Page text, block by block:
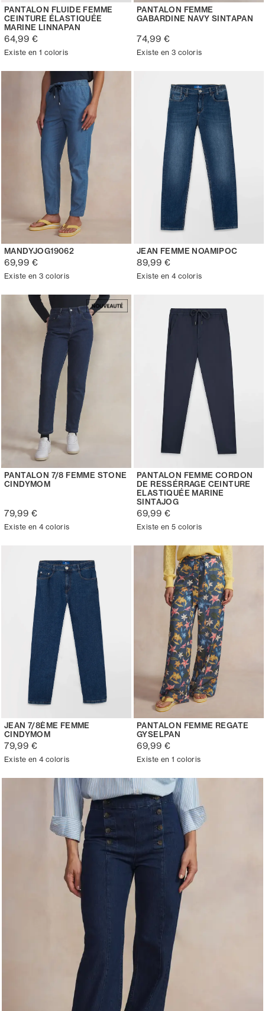
PANTALON FLUIDE FEMME
CEINTURE ÉLASTIQUÉE
MARINE LINNAPAN
64,99 €
Existe en 1 coloris
PANTALON FEMME
GABARDINE NAVY SINTAPAN
74,99 €
Existe en 3 coloris
MANDYJOG19062
69,99 €
Existe en 3 coloris
JEAN FEMME NOAMIPOC
89,99 €
Existe en 4 coloris
PANTALON 7/8 FEMME STONE
CINDYMOM
79,99 €
Existe en 4 coloris
PANTALON FEMME CORDON
DE RESSÉRRAGE CEINTURE
ELASTIQUÉE MARINE
SINTAJOG
69,99 €
Existe en 5 coloris
JEAN 7/8ÈME FEMME
CINDYMOM
79,99 €
Existe en 4 coloris
PANTALON FEMME REGATE
GYSELPAN
69,99 €
Existe en 1 coloris